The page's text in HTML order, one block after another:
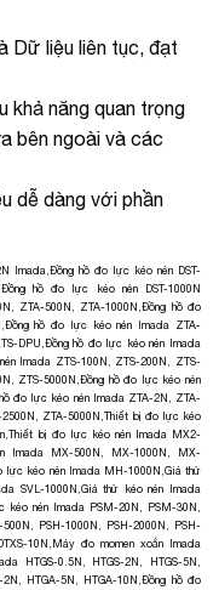
Dữ liệu liên tục, đạt
khả năng quan trọng
bên ngoài và các
dễ dàng với phần
Imada,Đồng hồ đo lực kéo nén DST-
Đồng hồ đo lực kéo nén DST-1000N
ZTA-500N, ZTA-1000N,Đồng hồ đo
,Đồng hồ đo lực kéo nén Imada ZTA-
DPU,Đồng hồ đo lực kéo nén Imada
Imada ZTS-100N, ZTS-200N, ZTS-
ZTS-5000N,Đồng hồ đo lực kéo nén
đo lực kéo nén Imada ZTA-2N, ZTA-
ZTA-5000N,Thiết bị đo lực kéo
,Thiết bị đo lực kéo nén Imada MX2-
MX-500N, MX-1000N, MX-
lực kéo nén Imada MH-1000N,Giá thử
SVL-1000N,Giá thử kéo nén Imada
kéo nén Imada PSM-20N, PSM-30N,
PSH-1000N, PSH-2000N, PSH-
10N,Máy đo momen xoắn Imada
HTGS-0.5N, HTGS-2N, HTGS-5N,
HTGA-5N, HTGA-10N,Đồng hồ đo